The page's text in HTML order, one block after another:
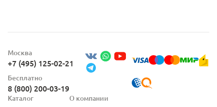
Москва
+7 (495) 125-02-21
Бесплатно
8 (800) 200-03-19
Каталог О компании